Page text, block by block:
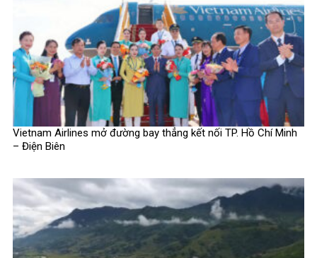
Vietnam Airlines mở đường bay thẳng kết nối TP. Hồ Chí Minh
– Điện Biên